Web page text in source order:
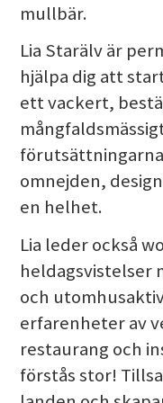
mullbär.
Lia Starälv är
hjälpa dig att
ett vackert,
omnejden,
en helhet.
Lia leder också
heldagsvistelser
och
erfarenheter av
restaurang och
förstås stor!